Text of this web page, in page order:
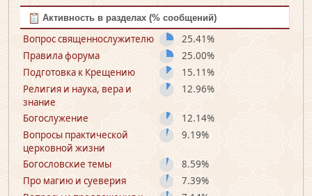
Активность в разделах (% сообщений)
Вопрос священно­служителю
25.41%
Правила форума
25.00%
Подготовка к Крещению
15.11%
Религия и наука, вера и
знание
12.96%
Богослужение
12.14%
Вопросы практической
церковной жизни
9.19%
Богословские темы
8.59%
Про магию и суеверия
7.39%